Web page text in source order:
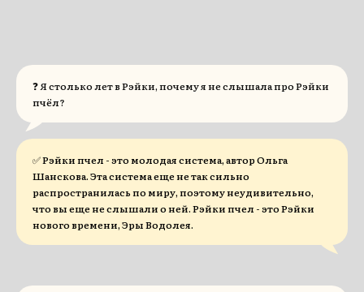
❓ Я столько лет в Рэйки, почему я не слышала про Рэйки
пчёл?
✅ Рэйки пчел - это молодая система, автор Ольга
Шанскова. Эта система еще не так сильно
распространилась по миру, поэтому неудивительно,
что вы еще не слышали о ней. Рэйки пчел - это Рэйки
нового времени, Эры Водолея.